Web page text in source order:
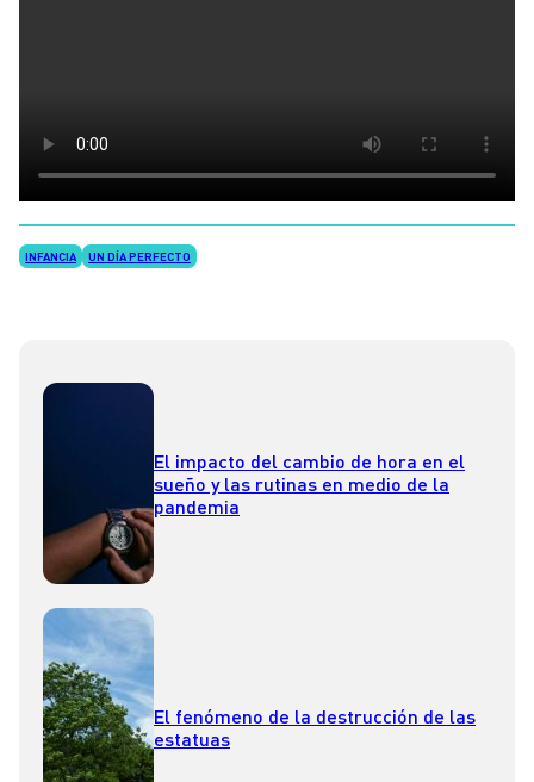
INFANCIA UN DÍA PERFECTO
El impacto del cambio de hora en el
sueño y las rutinas en medio de la
pandemia
El fenómeno de la destrucción de las
estatuas